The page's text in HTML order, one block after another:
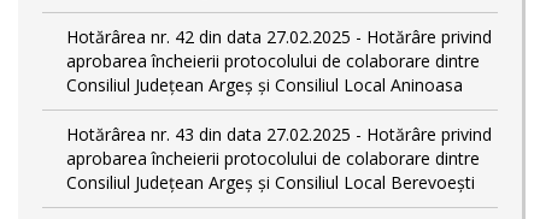
Hotărârea nr. 42 din data 27.02.2025 - Hotărâre privind
aprobarea încheierii protocolului de colaborare dintre
Consiliul Județean Argeș și Consiliul Local Aninoasa
Hotărârea nr. 43 din data 27.02.2025 - Hotărâre privind
aprobarea încheierii protocolului de colaborare dintre
Consiliul Județean Argeș și Consiliul Local Berevoești